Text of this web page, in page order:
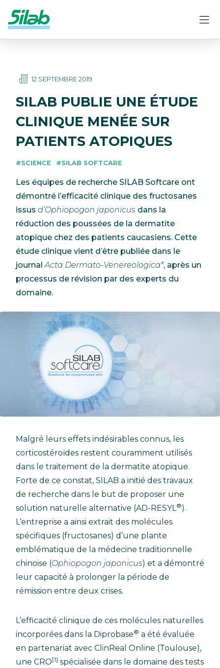
12 SEPTEMBRE 2019
SILAB PUBLIE UNE ÉTUDE
CLINIQUE MENÉE SUR
PATIENTS ATOPIQUES
#SCIENCE #SILAB SOFTCARE
Les équipes de recherche SILAB Softcare ont
démontré l’efficacité clinique des fructosanes
issus d’Ophiopogon japonicus dans la
réduction des poussées de la dermatite
atopique chez des patients caucasiens. Cette
étude clinique vient d’être publiée dans le
journal Acta Dermato-Venereologica*, après un
processus de révision par des experts du
domaine.
Malgré leurs effets indésirables connus, les
corticostéroïdes restent couramment utilisés
dans le traitement de la dermatite atopique.
Forte de ce constat, SILAB a initié des travaux
de recherche dans le but de proposer une
solution naturelle alternative (AD-RESYL ®).
L’entreprise a ainsi extrait des molécules
spécifiques (fructosanes) d’une plante
emblématique de la médecine traditionnelle
chinoise (Ophiopogon japonicus) et a démontré
leur capacité à prolonger la période de
rémission entre deux crises.
L’efficacité clinique de ces molécules naturelles
incorporées dans la Diprobase® a été évaluée
en partenariat avec ClinReal Online (Toulouse),
une CRO[1] spécialisée dans le domaine des tests